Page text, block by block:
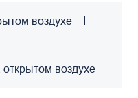
воздухе
воздухе